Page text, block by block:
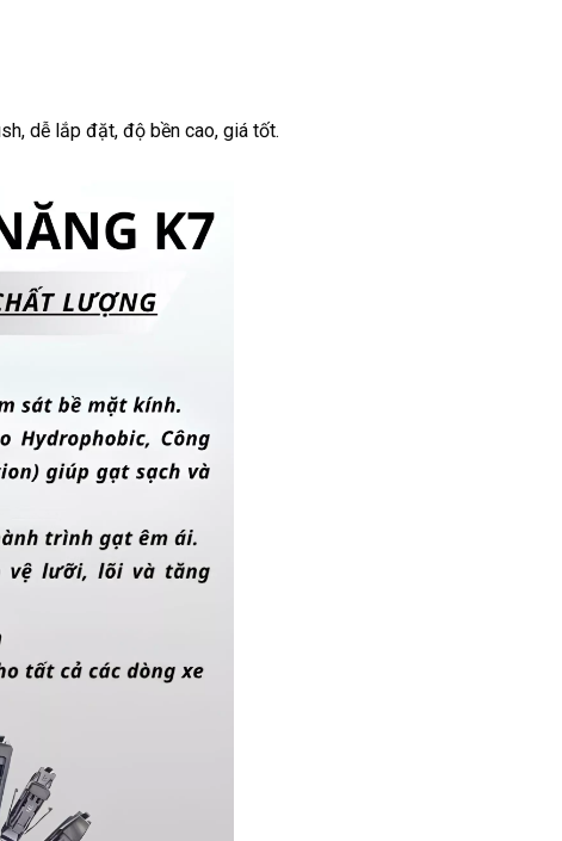
dễ lắp đặt, độ bền cao, giá tốt.